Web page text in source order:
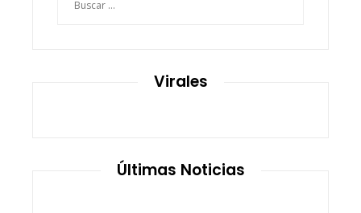
Virales
Últimas Noticias